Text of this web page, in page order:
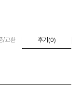
/교환 후기(0)